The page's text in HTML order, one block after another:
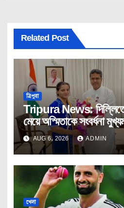
Related Post
ত্রিপুরা
Tripura News: দিল্লিতে
মেয়ে অস্মিতাকে সংবর্ধনা
AUG 6, 2026 ADMIN
খেলা